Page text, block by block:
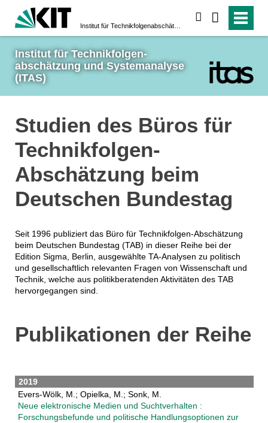
Institut für Technikfolgen­
abschätzung und System­analyse
(ITAS)
Studien des Büros für
Technikfolgen-
Abschätzung beim
Deutschen Bundestag
Seit 1996 publiziert das Büro für Technikfolgen-Abschätzung
beim Deutschen Bundestag (TAB) in dieser Reihe bei der
Edition Sigma, Berlin, ausgewählte TA-Analysen zu politisch
und gesellschaftlich relevanten Fragen von Wissenschaft und
Technik, welche aus politikberatenden Aktivitäten des TAB
hervorgegangen sind.
Publikationen der Reihe
2019
Evers-Wölk, M.; Opielka, M.; Sonk, M.
Neue elektronische Medien und Suchtverhalten :
Forschungsbefunde und politische Handlungsoptionen zur